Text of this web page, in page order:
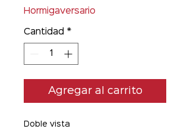
Hormigaversario
Cantidad *
Agregar al carrito
Doble vista